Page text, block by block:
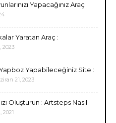
Yapacağınız Araç :
Yaratan Araç :
2023
Yapabileceğiniz Site :
21, 2023
Oluşturun : Artsteps Nasıl
2021